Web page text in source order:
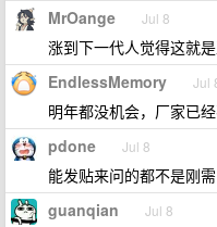
MrOange Jul 8
涨到下一代人觉得这就
EndlessMemory Jul
明年都没机会，厂家已
pdone Jul 8
能发贴来问的都不是刚
guanqian Jul 8